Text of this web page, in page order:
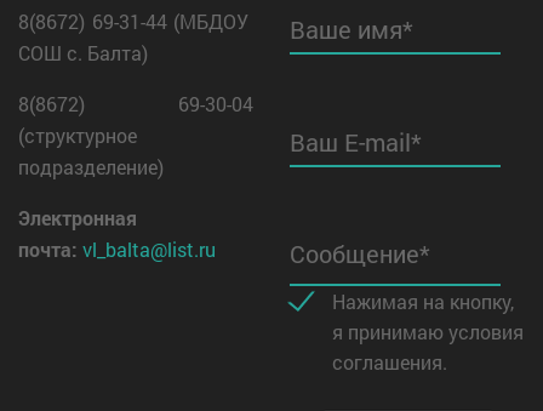
8(8672) 69-31-44 (МБДОУ
СОШ с. Балта)
8(8672) 69-30-04
(структурное
подразделение)
Электронная
почта: vl_balta@list.ru
Ваше имя*
Ваш E-mail*
Сообщение*
Нажимая на кнопку,
я принимаю условия
соглашения.